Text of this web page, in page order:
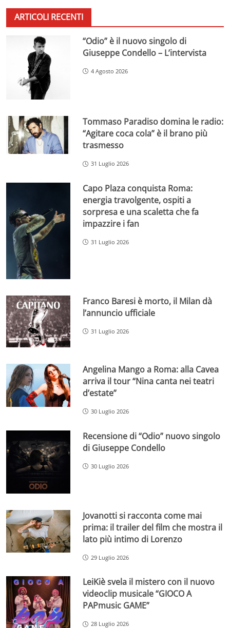
ARTICOLI RECENTI
“Odio” è il nuovo singolo di
Giuseppe Condello – L’intervista
4 Agosto 2026
Tommaso Paradiso domina le radio:
“Agitare coca cola” è il brano più
trasmesso
31 Luglio 2026
Capo Plaza conquista Roma:
energia travolgente, ospiti a
sorpresa e una scaletta che fa
impazzire i fan
31 Luglio 2026
Franco Baresi è morto, il Milan dà
l’annuncio ufficiale
31 Luglio 2026
Angelina Mango a Roma: alla Cavea
arriva il tour “Nina canta nei teatri
d’estate”
30 Luglio 2026
Recensione di “Odio” nuovo singolo
di Giuseppe Condello
30 Luglio 2026
Jovanotti si racconta come mai
prima: il trailer del film che mostra il
lato più intimo di Lorenzo
29 Luglio 2026
LeiKiè svela il mistero con il nuovo
videoclip musicale “GIOCO A
PAPmusic GAME”
28 Luglio 2026